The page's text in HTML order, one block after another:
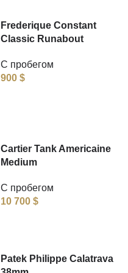
Frederique Constant
Classic Runabout
С пробегом
900 $
Cartier Tank Americaine
Medium
С пробегом
10 700 $
Patek Philippe Calatrava